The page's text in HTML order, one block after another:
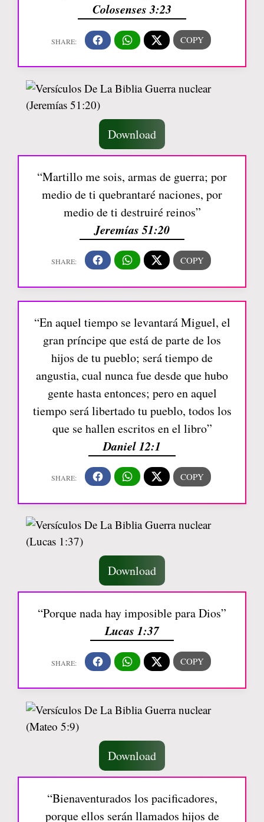
Colosenses 3:23
Download
“Martillo me sois, armas de guerra; por
medio de ti quebrantaré naciones, por
medio de ti destruiré reinos”
Jeremías 51:20
“En aquel tiempo se levantará Miguel, el
gran príncipe que está de parte de los
hijos de tu pueblo; será tiempo de
angustia, cual nunca fue desde que hubo
gente hasta entonces; pero en aquel
tiempo será libertado tu pueblo, todos los
que se hallen escritos en el libro”
Daniel 12:1
Download
“Porque nada hay imposible para Dios”
Lucas 1:37
Download
“Bienaventurados los pacificadores,
porque ellos serán llamados hijos de